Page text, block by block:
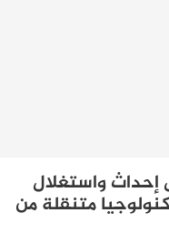
إحداث واستغلال
متنقلة من